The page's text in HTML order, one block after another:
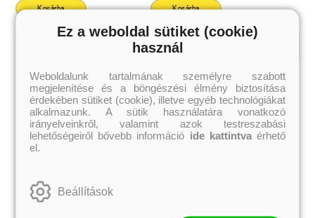
Kosárba Kosárba
Külföldiek
Brigid Kemmerer
Cassandra Clare
Colleen Hoover
Elle Kennedy
Erin Watt
Holly Webb
Jenny Han
Leigh Bardugo
Maggie Stiefvater
Magyarok
Ashley Carrigan
Benina
Bessenyei Gábor
Bodor Attila
Böszörményi Gyula
Ez a weboldal sütiket (cookie)
használ
Weboldalunk tartalmának személyre szabott
megjelenítése és a böngészési élmény biztosítása
érdekében sütiket (cookie), illetve egyéb technológiákat
alkalmazunk. A sütik használatára vonatkozó
irányelveinkről, valamint azok testreszabási
lehetőségeiről bővebb információ ide kattintvaérhető
el.
Beállítások